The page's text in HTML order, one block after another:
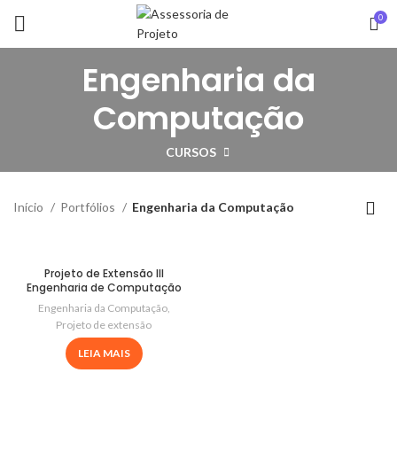
0
Engenharia da
Computação
CURSOS
Início Portfólios Engenharia da Computação
Projeto de Extensão III
Engenharia de Computação
Engenharia da Computação,
Projeto de extensão
LEIA MAIS